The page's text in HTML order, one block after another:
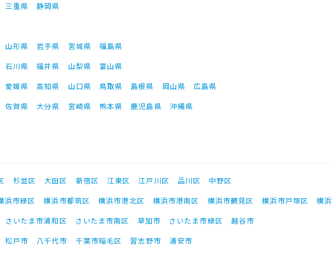
三重県
静岡県
山形県 岩手県 宮城県
福島県
石川県 福井県 山梨県
富山県
愛媛県 高知県 山口県 鳥取県 島根県 岡山県
広島県
佐賀県 大分県 宮崎県 熊本県 鹿児島県 沖縄県
杉並区 大田区 新宿区 江東区 江戸川区 品川区
中野区
浜市緑区 横浜市都筑区 横浜市港北区 横浜市港南区 横浜市鶴見区 横浜市戸塚区
横
さいたま市浦和区 さいたま市南区 草加市 さいたま市緑区
越谷市
松戸市 八千代市 千葉市稲毛区 習志野市 浦安市